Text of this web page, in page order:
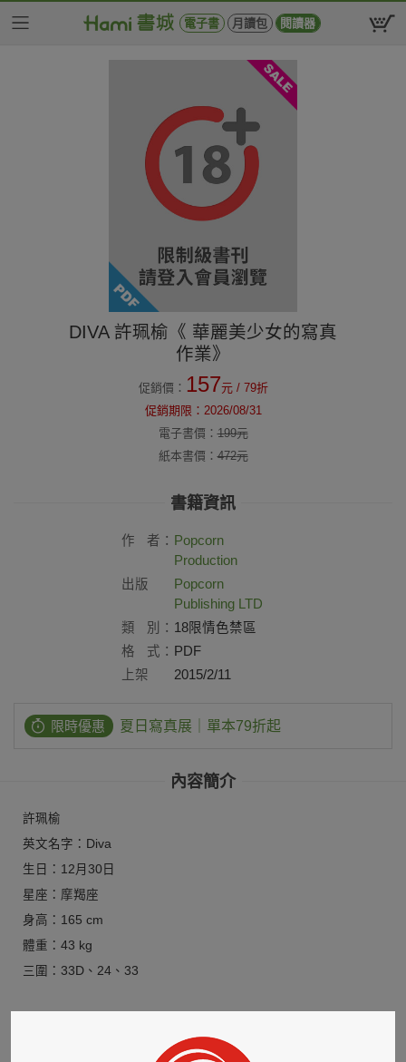
電子書 月讀包 閱讀器
DIVA 許珮榆《 華麗美少女的寫真
作業》
促銷價： 157元 / 79折
促銷期限： 2026/08/31
電子書價：199元
紙本書價：472元
書籍資訊
作 者： Popcorn
Production
出版
Popcorn
Publishing LTD
類
別： 18限情色禁區
格
式： PDF
上架
2015/2/11
限時優惠 夏日寫真展｜單本79折起
內容簡介
許珮榆
英文名字：Diva
生日：12月30日
星座：摩羯座
身高：165 cm
體重：43 kg
三圍：33D、24、33
更多